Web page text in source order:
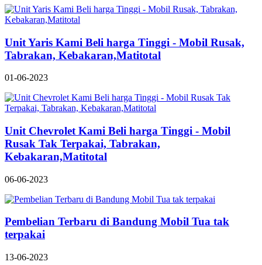
Unit Yaris Kami Beli harga Tinggi - Mobil Rusak,
Tabrakan, Kebakaran,Matitotal
01-06-2023
Unit Chevrolet Kami Beli harga Tinggi - Mobil
Rusak Tak Terpakai, Tabrakan,
Kebakaran,Matitotal
06-06-2023
Pembelian Terbaru di Bandung Mobil Tua tak
terpakai
13-06-2023